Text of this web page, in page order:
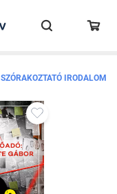
SZÓRAKOZTATÓ IRODALOM